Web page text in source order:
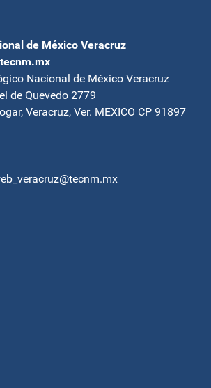
de México Veracruz
Nacional de México Veracruz
de Quevedo 2779
Veracruz, Ver. MEXICO CP 91897